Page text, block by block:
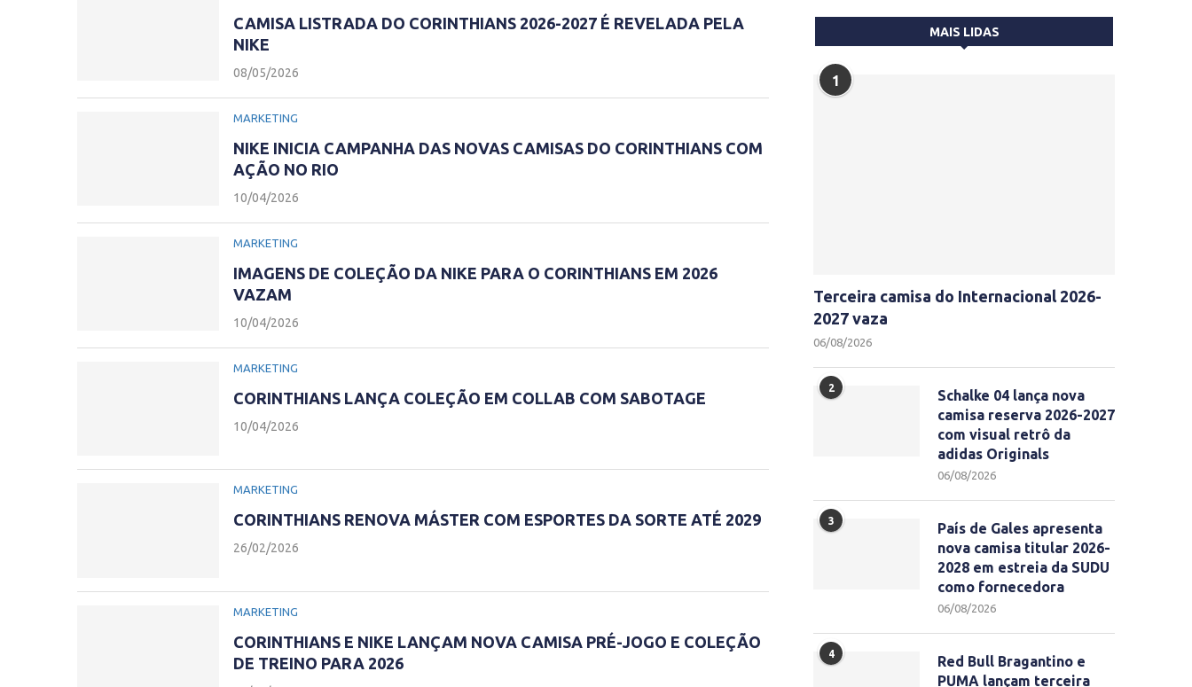
CAMISA LISTRADA DO CORINTHIANS 2026-2027 É REVELADA PELA
NIKE
08/05/2026
MARKETING
NIKE INICIA CAMPANHA DAS NOVAS CAMISAS DO CORINTHIANS COM
AÇÃO NO RIO
10/04/2026
MARKETING
IMAGENS DE COLEÇÃO DA NIKE PARA O CORINTHIANS EM 2026
VAZAM
10/04/2026
MARKETING
CORINTHIANS LANÇA COLEÇÃO EM COLLAB COM SABOTAGE
10/04/2026
MARKETING
CORINTHIANS RENOVA MÁSTER COM ESPORTES DA SORTE ATÉ 2029
26/02/2026
MARKETING
CORINTHIANS E NIKE LANÇAM NOVA CAMISA PRÉ-JOGO E COLEÇÃO
DE TREINO PARA 2026
MAIS LIDAS
1
Terceira camisa do Internacional 2026-
2027 vaza
06/08/2026
2
Schalke 04 lança nova
camisa reserva 2026-2027
com visual retrô da
adidas Originals
06/08/2026
3
País de Gales apresenta
nova camisa titular 2026-
2028 em estreia da SUDU
como fornecedora
06/08/2026
4
Red Bull Bragantino e
PUMA lançam terceira